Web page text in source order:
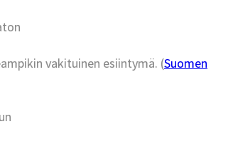
vakituinen esiintymä. (Suomen